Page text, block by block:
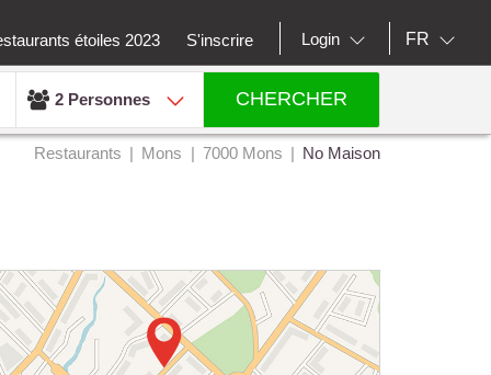
étoiles 2023 S'inscrire Login FR
2 Personnes CHERCHER
Restaurants Mons 7000 Mons No Maison